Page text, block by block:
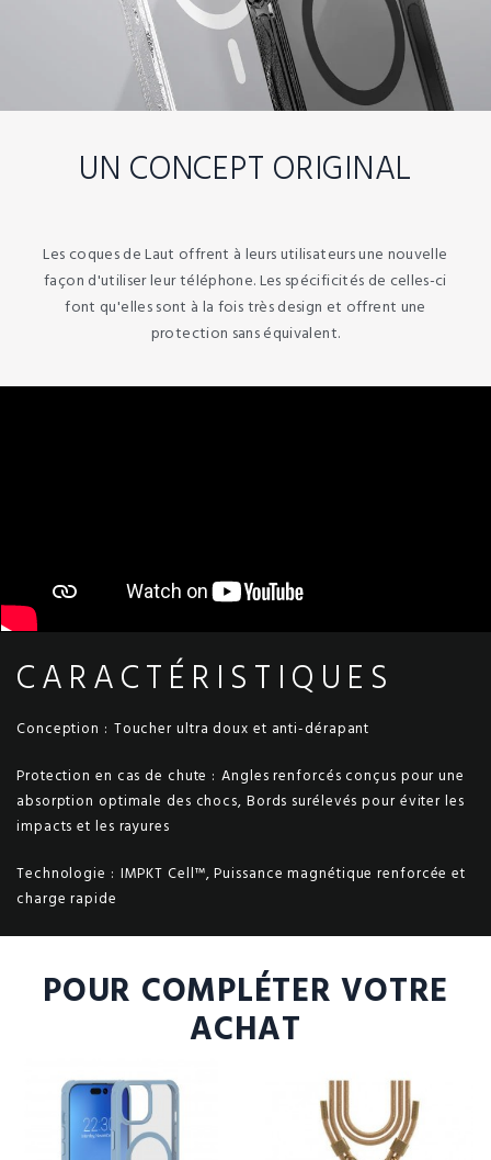
UN CONCEPT ORIGINAL
Les coques de Laut offrent à leurs utilisateurs une nouvelle
façon d'utiliser leur téléphone. Les spécificités de celles-ci
font qu'elles sont à la fois très design et offrent une
protection sans équivalent.
CARACTÉRISTIQUES
Conception : Toucher ultra doux et anti-dérapant
Protection en cas de chute : Angles renforcés conçus pour une
absorption optimale des chocs, Bords surélevés pour éviter les
impacts et les rayures
Technologie : IMPKT Cell™, Puissance magnétique renforcée et
charge rapide
POUR COMPLÉTER VOTRE
ACHAT